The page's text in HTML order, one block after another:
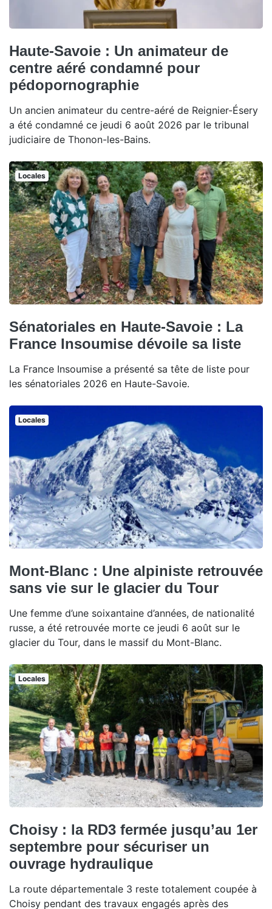
Haute-Savoie : Un animateur de
centre aéré condamné pour
pédopornographie
Un ancien animateur du centre-aéré de Reignier-Ésery
a été condamné ce jeudi 6 août 2026 par le tribunal
judiciaire de Thonon-les-Bains.
Locales
Sénatoriales en Haute-Savoie : La
France Insoumise dévoile sa liste
La France Insoumise a présenté sa tête de liste pour
les sénatoriales 2026 en Haute-Savoie.
Locales
Mont-Blanc : Une alpiniste retrouvée
sans vie sur le glacier du Tour
Une femme d’une soixantaine d’années, de nationalité
russe, a été retrouvée morte ce jeudi 6 août sur le
glacier du Tour, dans le massif du Mont-Blanc.
Locales
Choisy : la RD3 fermée jusqu’au 1er
septembre pour sécuriser un
ouvrage hydraulique
La route départementale 3 reste totalement coupée à
Choisy pendant des travaux engagés après des